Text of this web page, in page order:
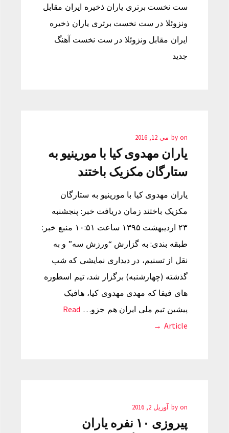
ست نخست برتری یاران ذخیره ایران مقابل
ونزوئلا در ست نخست برتری یاران ذخیره
ایران مقابل ونزوئلا در ست نخست آهنگ
جدید
by on می 12, 2016
یاران مهدوی کیا با مورینیو به
ستارگان مکزیک باختند
یاران مهدوی کیا با مورینیو به ستارگان
مکزیک باختند زمان دریافت خبر: پنجشنبه
۲۳ اردیبهشت ۱۳۹۵ ساعت ۱۰:۵۱ منبع خبر:
طبقه بندی: به گزارش “ورزش سه” و به
نقل از تسنیم، در دیداری نمایشی که شب
گذشته (چهارشنبه) برگزار شد، تیم اسطوره
های فیفا که مهدی مهدوی کیا، هافبک
پیشین تیم ملی ایران هم جزو… Read
Article →
by on آوریل 2, 2016
پیروزی ۱۰ نفره یاران